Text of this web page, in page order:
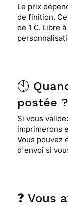
Le prix
de finition.
de 1 €. Libre
🕙
postée ?
Si vous
imprimerons
Vous pouvez
d'envoi si
❓ Vous